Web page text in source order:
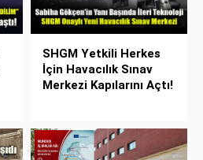
SHGM Yetkili Herkes
İçin Havacılık Sınav
Merkezi Kapılarını Açtı!